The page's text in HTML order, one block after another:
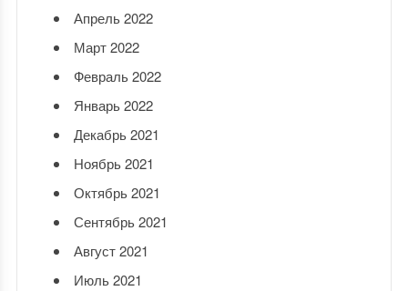
Апрель 2022
Март 2022
Февраль 2022
Январь 2022
Декабрь 2021
Ноябрь 2021
Октябрь 2021
Сентябрь 2021
Август 2021
Июль 2021